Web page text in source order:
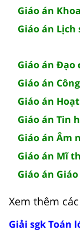
Giáo án
Giáo án
Giáo án Đạo
Giáo án
Giáo án
Giáo án Tin
Giáo án Âm
Giáo án Mĩ
Giáo án
Xem thêm
Giải sgk Toán